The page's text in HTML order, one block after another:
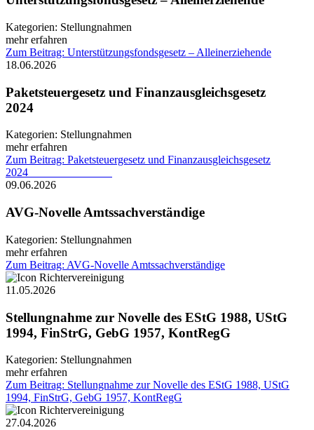
Kategorien: Stellungnahmen
mehr erfahren
Zum Beitrag: Unterstützungsfondsgesetz – Alleinerziehende
18.06.2026
Paketsteuergesetz und Finanzausgleichsgesetz
2024
Kategorien: Stellungnahmen
mehr erfahren
Zum Beitrag: Paketsteuergesetz und Finanzausgleichsgesetz
2024
09.06.2026
AVG-Novelle Amtssachverständige
Kategorien: Stellungnahmen
mehr erfahren
Zum Beitrag: AVG-Novelle Amtssachverständige
11.05.2026
Stellungnahme zur Novelle des EStG 1988, UStG
1994, FinStrG, GebG 1957, KontRegG
Kategorien: Stellungnahmen
mehr erfahren
Zum Beitrag: Stellungnahme zur Novelle des EStG 1988, UStG
1994, FinStrG, GebG 1957, KontRegG
27.04.2026